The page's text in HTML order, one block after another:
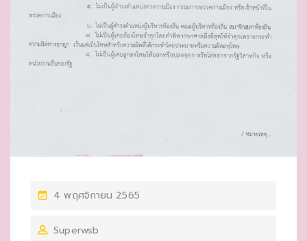
P
S
4 พฤศจิกายน 2565
Superwsb